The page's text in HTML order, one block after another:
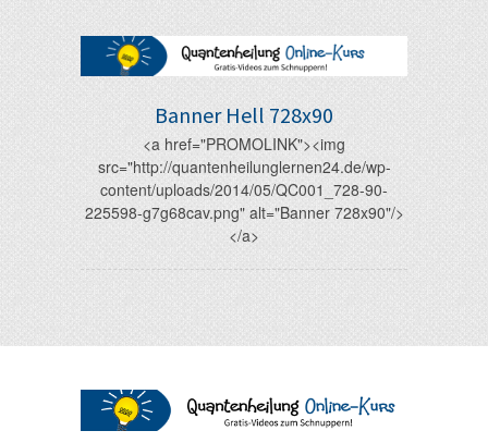
Banner Hell 728x90
<a href="PROMOLINK"><img
src="http://quantenheilunglernen24.de/wp-
content/uploads/2014/05/QC001_728-90-
225598-g7g68cav.png" alt="Banner 728x90"/>
</a>